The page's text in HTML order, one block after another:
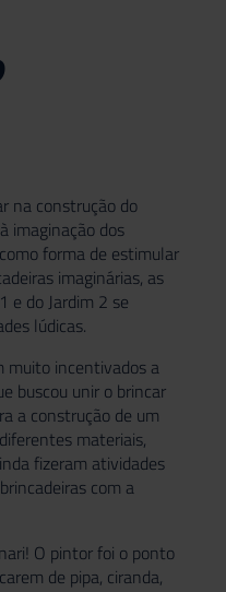
na construção do
imaginação dos
forma de estimular
imaginárias, as
e do Jardim 2 se
lúdicas.
muito incentivados a
buscou unir o brincar
a construção de um
materiais,
fizeram atividades
com a
O pintor foi o ponto
de pipa, ciranda,